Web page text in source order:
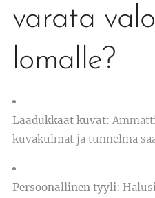
varata
lomalle?
Laadukkaat kuvat:
kuvakulmat ja tunnelma
Persoonallinen tyyli: